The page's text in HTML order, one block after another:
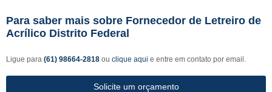
Para saber mais sobre Fornecedor de Letreiro de
Acrílico Distrito Federal
Ligue para (61) 98664-2818 ou clique aqui e entre em contato por email.
Solicite um orçamento